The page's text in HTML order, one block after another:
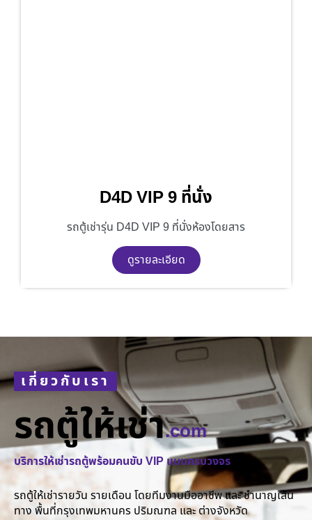
D4D VIP 9 ที่นั่ง
รถตู้เช่ารุ่น D4D VIP 9 ที่นั่งห้องโดยสาร
ดูรายละเอียด
เกี่ยวกับเรา
รถตู้ให้เช่า.com
บริการให้เช่ารถตู้พร้อมคนขับ VIP แบบครบวงจร
รถตู้ให้เช่ารายวัน รายเดือน โดยทีมงานมืออาชีพ และ ชำนาญเส้น
ทาง พื้นที่กรุงเทพมหานคร ปริมณฑล และ ต่างจังหวัด